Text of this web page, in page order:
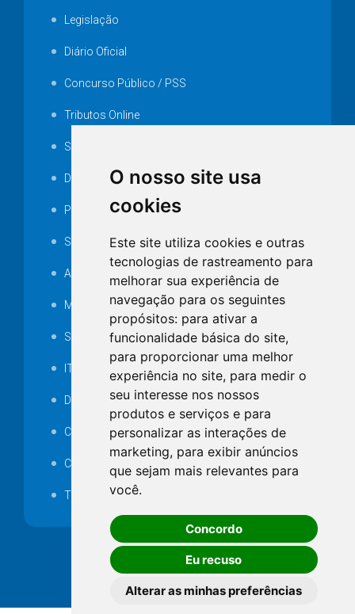
O nosso site usa
cookies
Este site utiliza cookies e outras
tecnologias de rastreamento para
melhorar sua experiência de
navegação para os seguintes
propósitos: para ativar a
funcionalidade básica do site,
para proporcionar uma melhor
experiência no site, para medir o
seu interesse nos nossos
produtos e serviços e para
personalizar as interações de
marketing, para exibir anúncios
que sejam mais relevantes para
você.
Concordo
Eu recuso
Alterar as minhas preferências
Legislação
Diário Oficial
Concurso Público / PSS
Tributos Online
Serviços ISS-E
Decretos
Portarias
SAMAE
Audiência pública
MANUTENÇÃO DE ILUMINAÇÃO PÚBLICA
Serviços Técnicos TI
ITR
Desapropriações
Catalogo Eletrônico de Padronização
Consórcios Municipais
Telefones Úteis